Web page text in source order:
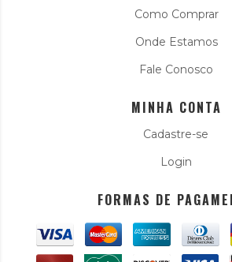
Como Comprar
Onde Estamos
Fale Conosco
MINHA CONTA
Cadastre-se
Login
FORMAS DE